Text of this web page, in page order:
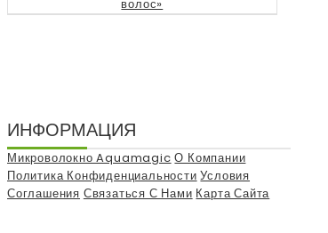
ИНФОРМАЦИЯ
Микроволокно Aquamagic О Компании
Политика Конфиденциальности Условия
Соглашения Связаться С Нами Карта Сайта